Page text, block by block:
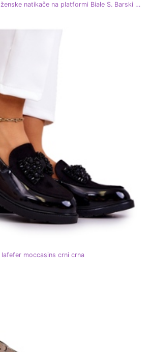
S.Barski Lagane kožne ženske natikače na platformi Białe S. Barski LR590 bijela
lafefer moccasins crni crna